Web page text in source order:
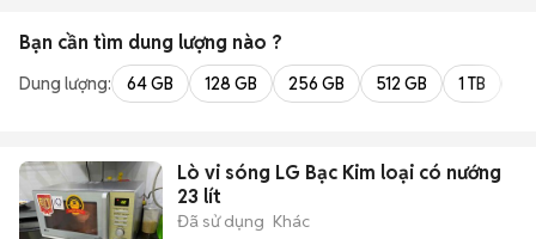
Bạn cần tìm dung lượng nào ?
Dung lượng: 64 GB 128 GB 256 GB 512 GB 1 TB
Lò vi sóng LG Bạc Kim loại có nướng
23 lít
Đã sử dụng Khác